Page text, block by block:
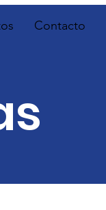
Contacto